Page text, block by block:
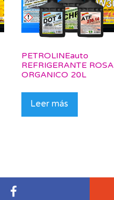
PETROLINEauto
REFRIGERANTE ROSA
ORGANICO 20L
Leer más